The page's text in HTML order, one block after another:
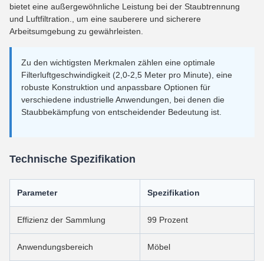
bietet eine außergewöhnliche Leistung bei der Staubtrennung
und Luftfiltration., um eine sauberere und sicherere
Arbeitsumgebung zu gewährleisten.
Zu den wichtigsten Merkmalen zählen eine optimale
Filterluftgeschwindigkeit (2,0-2,5 Meter pro Minute), eine
robuste Konstruktion und anpassbare Optionen für
verschiedene industrielle Anwendungen, bei denen die
Staubbekämpfung von entscheidender Bedeutung ist.
Technische Spezifikation
Parameter Spezifikation
Effizienz der Sammlung 99 Prozent
Anwendungsbereich Möbel